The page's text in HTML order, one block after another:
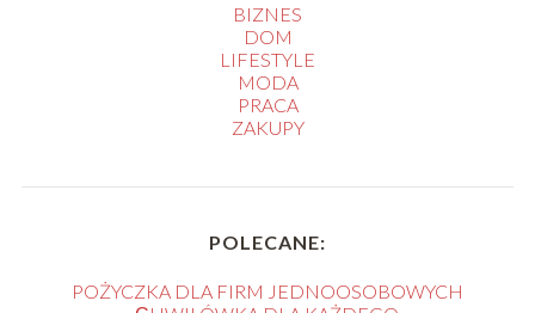
BIZNES
DOM
LIFESTYLE
MODA
PRACA
ZAKUPY
POLECANE:
POŻYCZKA DLA FIRM JEDNOOSOBOWYCH